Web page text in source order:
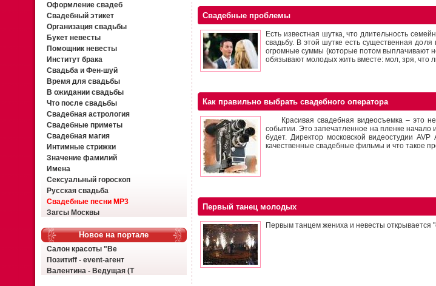
Оформление свадеб
Свадебный этикет
Организация свадьбы
Букет невесты
Помощник невесты
Институт брака
Свадьба и Фен-шуй
Время для свадьбы
В ожидании свадьбы
Что после свадьбы
Свадебная астрология
Свадебные приметы
Свадебная магия
Интимные стрижки
Значение фамилий
Имена
Сексуальный гороскоп
Русская свадьба
Свадебные песни MP3
Загсы Москвы
Новое на портале
Салон красоты "Ве
Позитиff - event-агент
Валентина - Ведущая (Т
Свадебные проблемы
Есть известная шутка, что длительность
свадьбу. В этой шутке есть существенная
огромные суммы (которые потом выплачивают
обязывают молодых жить вместе: мол, зря, что
Как правильно выбрать свадебного оператора
Красивая свадебная видеосъемка – это
событии. Это запечатленное на пленке начало
будет. Директор московской видеостудии
качественные свадебные фильмы и что такое
Первый танец молодых
Первым танцем жениха и невесты открывается